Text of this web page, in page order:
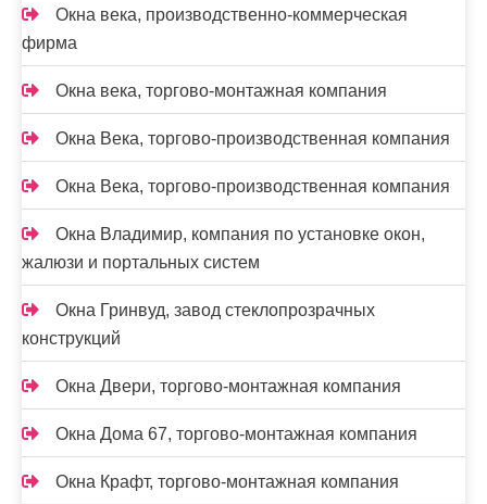
Окна века, производственно-коммерческая
фирма
Окна века, торгово-монтажная компания
Окна Века, торгово-производственная компания
Окна Века, торгово-производственная компания
Окна Владимир, компания по установке окон,
жалюзи и портальных систем
Окна Гринвуд, завод стеклопрозрачных
конструкций
Окна Двери, торгово-монтажная компания
Окна Дома 67, торгово-монтажная компания
Окна Крафт, торгово-монтажная компания